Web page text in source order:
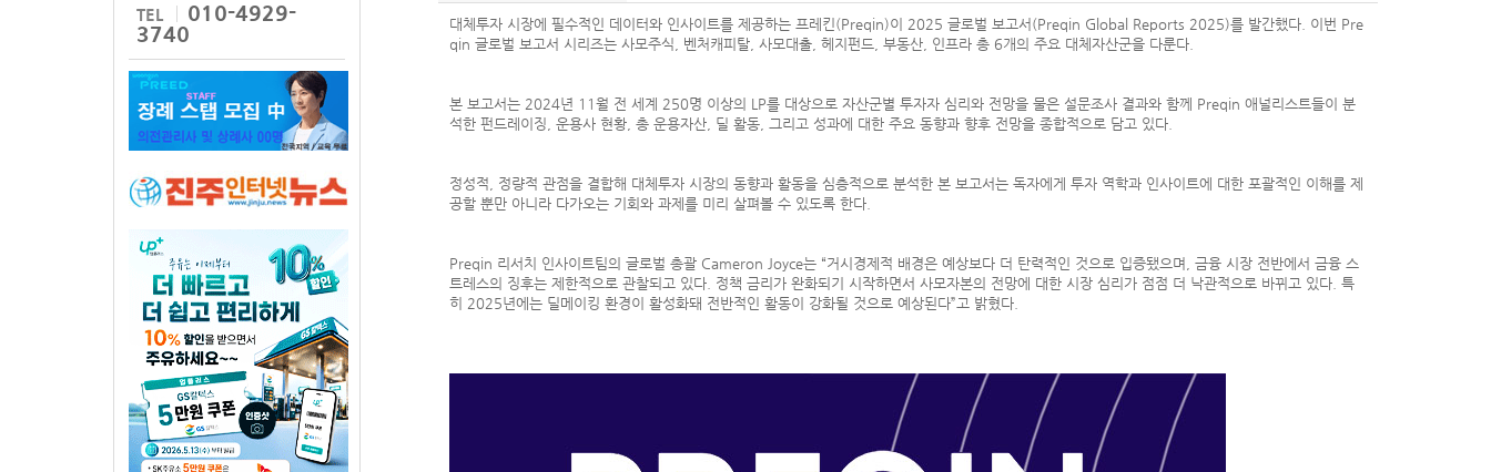
TEL
010-4929-
3740
대체투자 시장에 필수적인 데이터와 인사이트를 제공하는 프레킨(Preqin)이 2025 글로벌 보고서(Preqin Global Reports 2025)를 발간했다. 이번 Pre
qin 글로벌 보고서 시리즈는 사모주식, 벤처캐피탈, 사모대출, 헤지펀드, 부동산, 인프라 총 6개의 주요 대체자산군을 다룬다.
본 보고서는 2024년 11월 전 세계 250명 이상의 LP를 대상으로 자산군별 투자자 심리와 전망을 물은 설문조사 결과와 함께 Preqin 애널리스트들이 분
석한 펀드레이징, 운용사 현황, 총 운용자산, 딜 활동, 그리고 성과에 대한 주요 동향과 향후 전망을 종합적으로 담고 있다.
정성적, 정량적 관점을 결합해 대체투자 시장의 동향과 활동을 심층적으로 분석한 본 보고서는 독자에게 투자 역학과 인사이트에 대한 포괄적인 이해를 제
공할 뿐만 아니라 다가오는 기회와 과제를 미리 살펴볼 수 있도록 한다.
Preqin 리서치 인사이트팀의 글로벌 총괄 Cameron Joyce는 “거시경제적 배경은 예상보다 더 탄력적인 것으로 입증됐으며, 금융 시장 전반에서 금융 스
트레스의 징후는 제한적으로 관찰되고 있다. 정책 금리가 완화되기 시작하면서 사모자본의 전망에 대한 시장 심리가 점점 더 낙관적으로 바뀌고 있다. 특
히 2025년에는 딜메이킹 환경이 활성화돼 전반적인 활동이 강화될 것으로 예상된다”고 밝혔다.